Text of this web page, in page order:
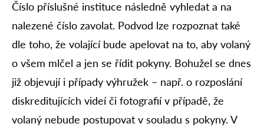
Číslo příslušné instituce následně vyhledat a na
nalezené číslo zavolat. Podvod lze rozpoznat také
dle toho, že volající bude apelovat na to, aby volaný
o všem mlčel a jen se řídit pokyny. Bohužel se dnes
již objevují i případy výhružek – např. o rozposlání
diskreditujících videí či fotografií v případě, že
volaný nebude postupovat v souladu s pokyny. V